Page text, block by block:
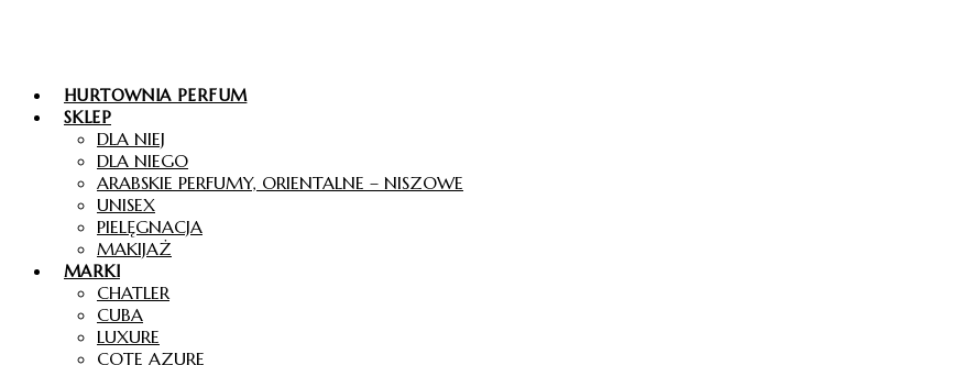
HURTOWNIA PERFUM
SKLEP
DLA NIEJ
DLA NIEGO
ARABSKIE PERFUMY, ORIENTALNE – NISZOWE
UNISEX
PIELĘGNACJA
MAKIJAŻ
MARKI
CHATLER
CUBA
LUXURE
COTE AZURE